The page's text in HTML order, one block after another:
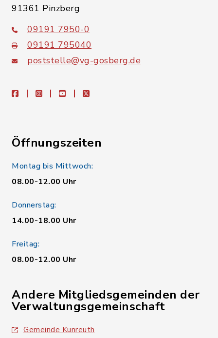
91361 Pinzberg
09191 7950-0
09191 795040
poststelle@vg-gosberg.de
facebookinstagramyoutubeX
Öffnungszeiten
Montag bis Mittwoch:
08.00-12.00 Uhr
Donnerstag:
14.00-18.00 Uhr
Freitag:
08.00-12.00 Uhr
Andere Mitgliedsgemeinden der
Verwaltungsgemeinschaft
Gemeinde Kunreuth